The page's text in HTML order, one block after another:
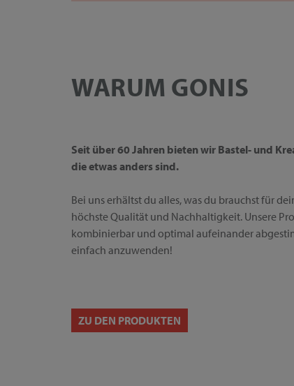
WARUM GONIS
Seit über 60 Jahren bieten wir Bastel- und
die etwas anders sind.
Bei uns erhältst du alles, was du brauchst für
höchste Qualität und Nachhaltigkeit. Unsere
kombinierbar und optimal aufeinander
einfach anzuwenden!
ZU DEN PRODUKTEN